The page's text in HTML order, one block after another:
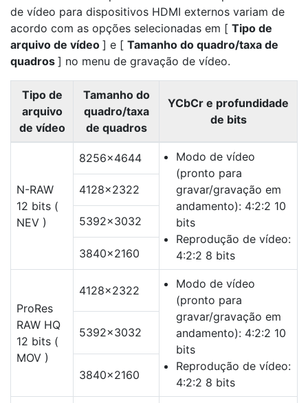
de vídeo para dispositivos HDMI externos variam de
acordo com as opções selecionadas em [ Tipo de
arquivo de vídeo ] e [ Tamanho do quadro/taxa de
quadros ] no menu de gravação de vídeo.
Tipo de
arquivo
de vídeo
Tamanho do
quadro/taxa
de quadros
YCbCr e profundidade
de bits
N-RAW
12 bits (
NEV )
8256×4644
Modo de vídeo
(pronto para
gravar/gravação em
andamento): 4:2:2 10
bits
Reprodução de vídeo:
4:2:2 8 bits
4128×2322
5392×3032
3840×2160
ProRes
RAW HQ
12 bits (
MOV )
4128×2322
Modo de vídeo
(pronto para
gravar/gravação em
andamento): 4:2:2 10
bits
Reprodução de vídeo:
4:2:2 8 bits
5392×3032
3840×2160